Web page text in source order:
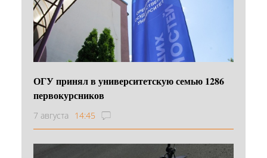
ОГУ принял в университетскую семью 1286
первокурсников
7 августа 14:45